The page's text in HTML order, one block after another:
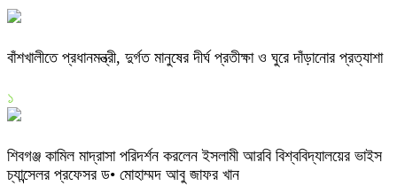
বাঁশখালীতে প্রধানমন্ত্রী, দুর্গত মানুষের দীর্ঘ প্রতীক্ষা ও ঘুরে দাঁড়ানোর প্রত্যাশা
১
শিবগঞ্জ কামিল মাদ্রাসা পরিদর্শন করলেন ইসলামী আরবি বিশ্ববিদ্যালয়ের ভাইস
চ্যান্সেলর প্রফেসর ড• মোহাম্মদ আবু জাফর খান